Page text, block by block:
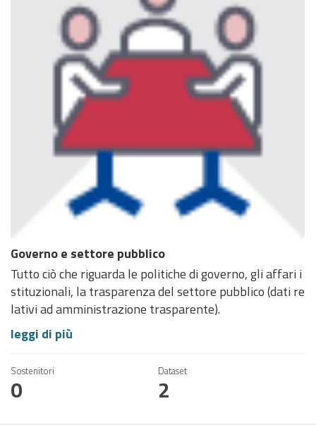
Governo e settore pubblico
Tutto ciò che riguarda le politiche di governo, gli affari i
stituzionali, la trasparenza del settore pubblico (dati re
lativi ad amministrazione trasparente).
leggi di più
Sostenitori
0
Dataset
2